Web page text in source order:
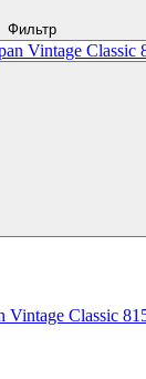
Фильтр
Vintage Classic